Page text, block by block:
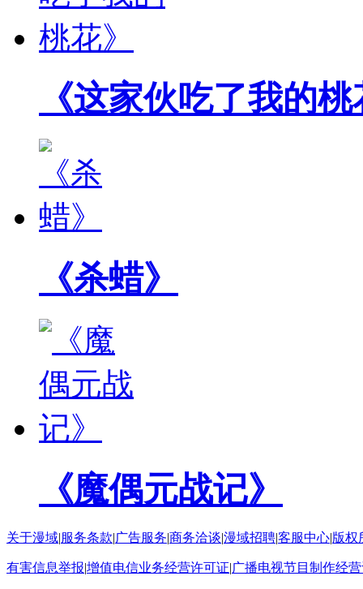
《这家伙吃了我的
《杀蜡》
《魔偶元战记》
关于漫域|服务条款|广告服务|商务洽谈|漫域招聘|客服中心|版权
有害信息举报|增值电信业务经营许可证|广播电视节目制作经